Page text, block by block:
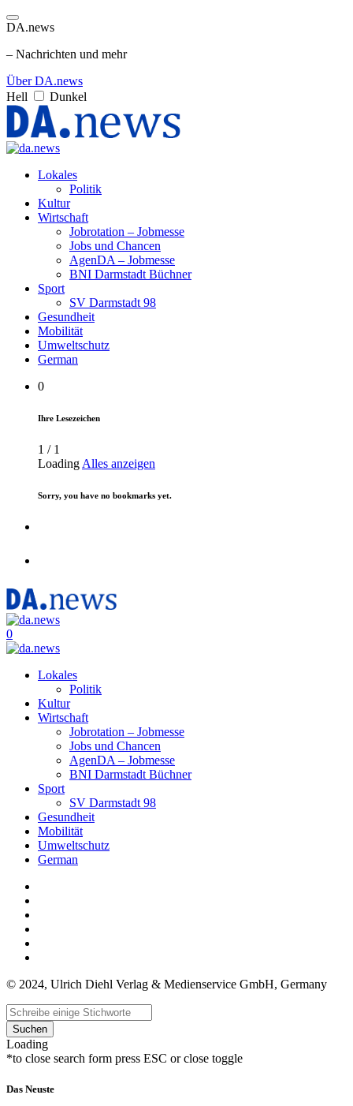
DA.news
– Nachrichten und mehr
Über DA.news
Hell
Dunkel
Lokales
Politik
Kultur
Wirtschaft
Jobrotation – Jobmesse
Jobs und Chancen
AgenDA – Jobmesse
BNI Darmstadt Büchner
Sport
SV Darmstadt 98
Gesundheit
Mobilität
Umweltschutz
German
0
Ihre Lesezeichen
1 / 1
Loading Alles anzeigen
Sorry, you have no bookmarks yet.
0
Lokales
Politik
Kultur
Wirtschaft
Jobrotation – Jobmesse
Jobs und Chancen
AgenDA – Jobmesse
BNI Darmstadt Büchner
Sport
SV Darmstadt 98
Gesundheit
Mobilität
Umweltschutz
German
© 2024, Ulrich Diehl Verlag & Medienservice GmbH, Germany
Suchen
Loading
*to close search form press ESC or close toggle
Das Neuste